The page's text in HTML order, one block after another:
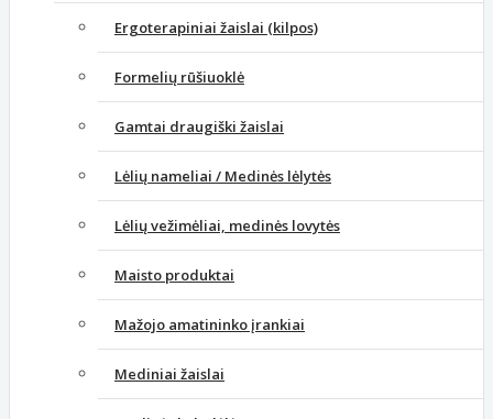
Ergoterapiniai žaislai (kilpos)
Formelių rūšiuoklė
Gamtai draugiški žaislai
Lėlių nameliai / Medinės lėlytės
Lėlių vežimėliai, medinės lovytės
Maisto produktai
Mažojo amatininko įrankiai
Mediniai žaislai